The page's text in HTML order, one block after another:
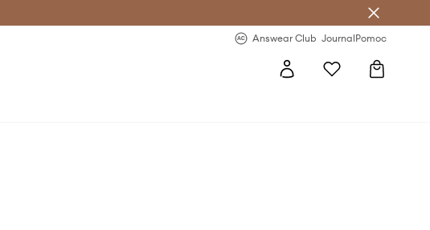
Answear Club JournalPomoc